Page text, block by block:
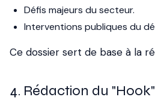
Défis majeurs du secteur.
Interventions publiques du
Ce dossier sert de base à la
4. Rédaction du